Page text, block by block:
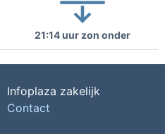
21:14 uur zon onder
Infoplaza zakelijk
Contact